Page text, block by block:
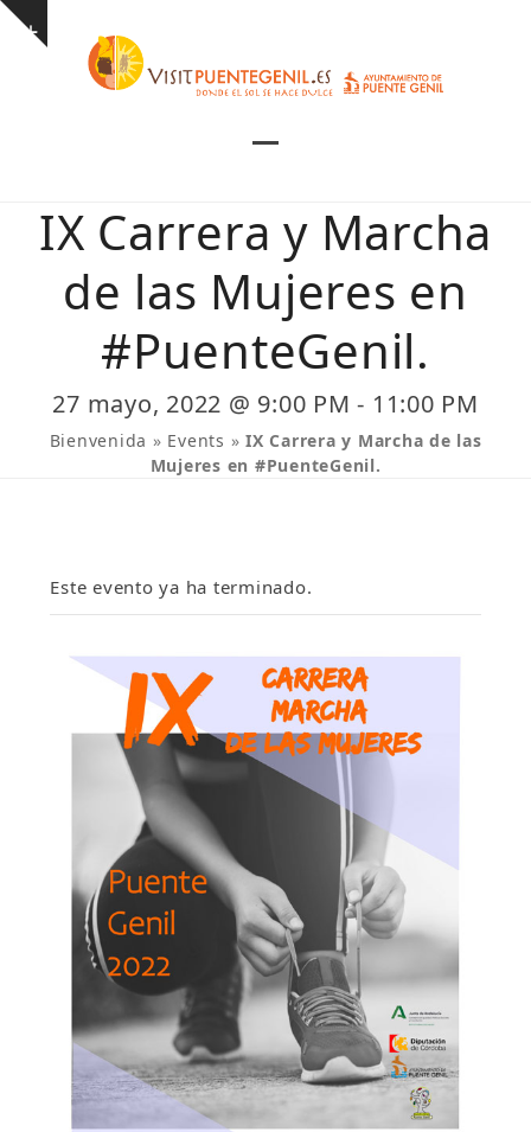
Skip
Show
mobile
menu
mobile
menu
IX Carrera y Marcha
de las Mujeres en
#PuenteGenil.
27 mayo, 2022 @ 9:00 PM - 11:00 PM
Bienvenida » Events » IX Carrera y Marcha de las
Mujeres en #PuenteGenil.
Este evento ya ha terminado.